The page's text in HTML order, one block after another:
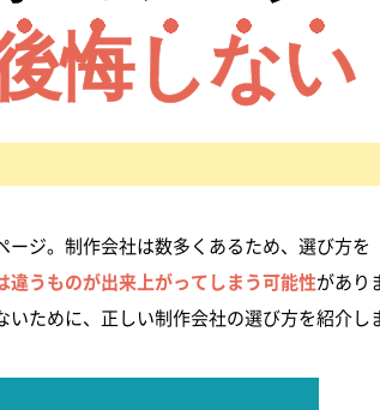
悔しない
ジ。制作会社は数多くあるため、選び方を
違うものが出来上がってしまう可能性があり
ために、正しい制作会社の選び方を紹介し